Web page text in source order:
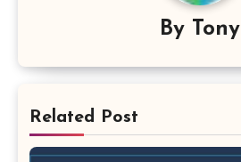
By Tony
Related Post